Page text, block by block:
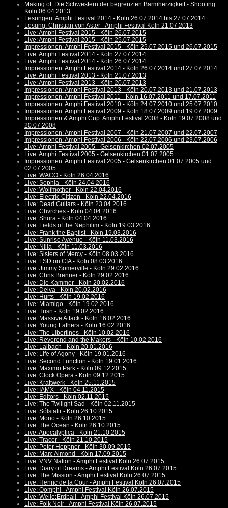
Making of: Die Schwestern der begrenzten Barmherzigkeit - Shooting
Köln 06.04.2013
Lesungen: Amphi Festival 2014 - Köln 26.07.2014 bis 27.07.2014
Lesung: Christian von Aster - Amphi Festival Köln 21.07.2013
Live: Amphi Festival 2015 - Köln 26.07.2015
Live: Amphi Festival 2015 - Köln 25.07.2015
Impressionen: Amphi Festival 2015 - Köln 25.07.2015 und 26.07.2015
Live: Amphi Festival 2014 - Köln 27.07.2014
Live: Amphi Festival 2014 - Köln 26.07.2014
Impressionen: Amphi Festival 2014 - Köln 26.07.2014 und 27.07.2014
Live: Amphi Festival 2013 - Köln 21.07.2013
Live: Amphi Festival 2013 - Köln 20.07.2013
Impressionen: Amphi Festival 2013 - Köln 20.07.2013 und 21.07.2013
Impressionen: Amphi Festival 2011 - Köln 16.07.2011 und 17.07.2011
Impressionen: Amphi Festival 2010 - Köln 24.07.2010 und 25.07.2010
Impressionen: Amphi Festival 2009 - Köln 18.07.2009 und 19.07.2009
Impressionen & Amphi Cup: Amphi Festival 2008 - Köln 19.07.2008 und
20.07.2008
Impressionen: Amphi Festival 2007 - Köln 21.07.2007 und 22.07.2007
Impressionen: Amphi Festival 2006 - Köln 22.07.2006 und 23.07.2006
Live: Amphi Festival 2005 - Gelsenkirchen 02.07.2005
Live: Amphi Festival 2005 - Gelsenkirchen 01.07.2005
Impressionen: Amphi Festival 2005 - Gelsenkirchen 01.07.2005 und
02.07.2005
Live: WACO - Köln 26.04.2016
Live: Sophia - Köln 24.04.2016
Live: Wolfmother - Köln 22.04.2016
Live: Electric Citizen - Köln 22.04.2016
Live: Dead Guitars - Köln 23.04.2016
Live: Chvrches - Köln 04.04.2016
Live: Shura - Köln 04.04.2016
Live: Fields of the Nephilim - Köln 19.03.2016
Live: Frank the Baptist - Köln 19.03.2016
Live: Sunrise Avenue - Köln 11.03.2016
Live: Niila - Köln 11.03.2016
Live: Sisters of Mercy - Köln 08.03.2016
Live: LSD on CIA - Köln 08.03.2016
Live: Jimmy Somerville - Köln 29.02.2016
Live: Chris Brenner - Köln 29.02.2016
Live: Die Kammer - Köln 20.02.2016
Live: Delva - Köln 20.02.2016
Live: Hurts - Köln 19.02.2016
Live: Miamigo - Köln 19.02.2016
Live: Tüsn - Köln 19.02.2016
Live: Massive Attack - Köln 16.02.2016
Live: Young Fathers - Köln 16.02.2016
Live: The Libertines - Köln 10.02.2016
Live: Reverend and the Makers - Köln 10.02.2016
Live: Laibach - Köln 20.01.2016
Live: Life of Agony - Köln 19.01.2016
Live: Second Function - Köln 19.01.2016
Live: Maximo Park - Köln 09.12.2015
Live: Clock Opera - Köln 09.12.2015
Live: Kraftwerk - Köln 25.11.2015
Live: IAMX - Köln 04.11.2015
Live: Editors - Köln 02.11.2015
Live: The Twilight Sad - Köln 02.11.2015
Live: Sólstafir - Köln 26.10.2015
Live: Mono - Köln 26.10.2015
Live: The Ocean - Köln 26.10.2015
Live: Apocalyptica - Köln 21.10.2015
Live: Tracer - Köln 21.10.2015
Live: Peter Heppner - Köln 30.09.2015
Live: Marc Almond - Köln 17.09.2015
Live: VNV Nation - Amphi Festival Köln 26.07.2015
Live: Diary of Dreams - Amphi Festival Köln 26.07.2015
Live: The Mission - Amphi Festival Köln 26.07.2015
Live: Henric de la Cour - Amphi Festival Köln 26.07.2015
Live: Oomph! - Amphi Festival Köln 26.07.2015
Live: Welle:Erdball - Amphi Festival Köln 26.07.2015
Live: Folk Noir - Amphi Festival Köln 26.07.2015